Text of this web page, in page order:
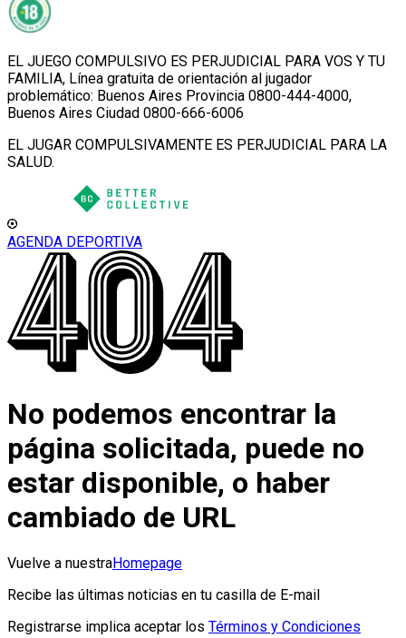
EL JUEGO COMPULSIVO ES PERJUDICIAL PARA VOS Y TU
FAMILIA, Línea gratuita de orientación al jugador
problemático: Buenos Aires Provincia 0800-444-4000,
Buenos Aires Ciudad 0800-666-6006
EL JUGAR COMPULSIVAMENTE ES PERJUDICIAL PARA LA
SALUD.
AGENDA DEPORTIVA
No podemos encontrar la
página solicitada, puede no
estar disponible, o haber
cambiado de URL
Vuelve a nuestraHomepage
Recibe las últimas noticias en tu casilla de E-mail
Registrarse implica aceptar los Términos y Condiciones